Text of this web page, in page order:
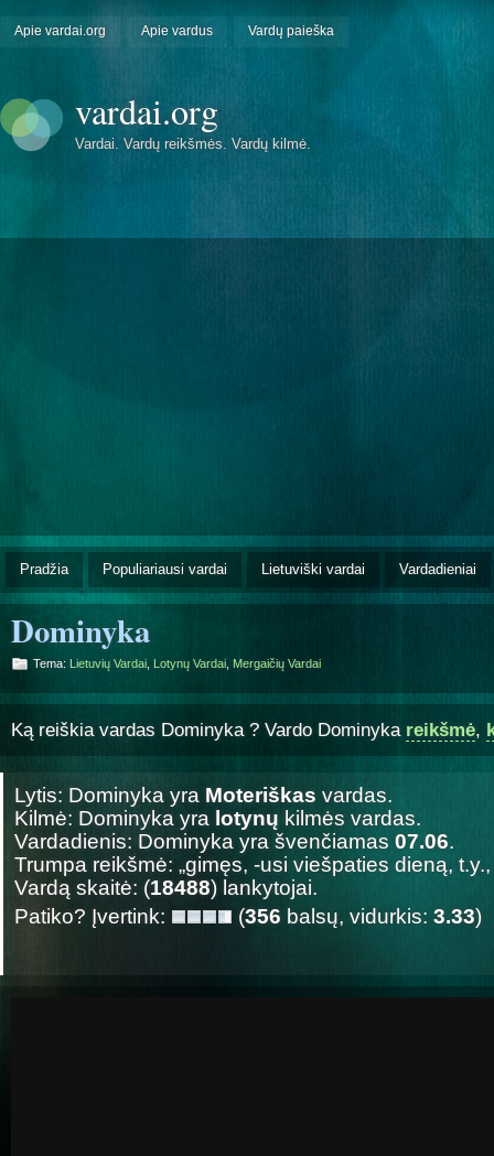
Apie vardai.org Apie vardus Vardų paieška
vardai.org
Vardai. Vardų reikšmės. Vardų kilmė.
Pradžia Populiariausi vardai Lietuviški vardai Vardadieniai
Dominyka
Tema: Lietuvių Vardai Lotynų Vardai Mergaičių Vardai
Ką reiškia vardas Dominyka ? Vardo Dominyka reikšmė,
Lytis: Dominyka yra Moteriškas vardas.
Kilmė: Dominyka yra lotynų kilmės vardas.
Vardadienis: Dominyka yra švenčiamas 07.06.
Trumpa reikšmė: „gimęs, -usi viešpaties dieną,
Vardą skaitė: (18488) lankytojai.
Patiko? Įvertink:
(356 balsų, vidurkis: 3.33)